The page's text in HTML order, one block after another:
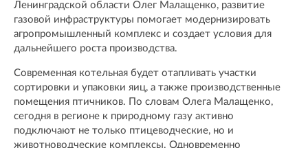
Ленинградской области Олег Малащенко, развитие
газовой инфраструктуры помогает модернизировать
агропромышленный комплекс и создает условия для
дальнейшего роста производства.
Современная котельная будет отапливать участки
сортировки и упаковки яиц, а также производственные
помещения птичников. По словам Олега Малащенко,
сегодня в регионе к природному газу активно
подключают не только птицеводческие, но и
животноводческие комплексы. Одновременно